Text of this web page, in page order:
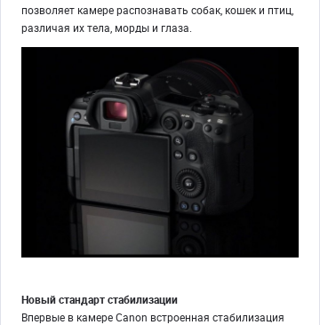
позволяет камере распознавать собак, кошек и птиц,
различая их тела, морды и глаза.
Новый стандарт стабилизации
Впервые в камере Canon встроенная стабилизация